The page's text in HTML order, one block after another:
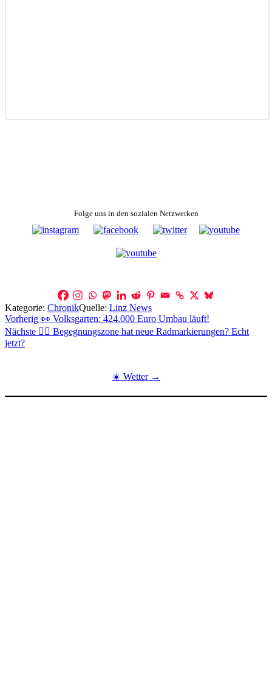
Folge uns in den sozialen Netzwerken
Kategorie: ChronikQuelle: Linz News
Beitragsnavigation
Vorherig 👀 Volksgarten: 424.000 Euro Umbau läuft!
Nächste 🤦‍♂️ Begegnungszone hat neue Radmarkierungen? Echt
jetzt?
☀️ Wetter →